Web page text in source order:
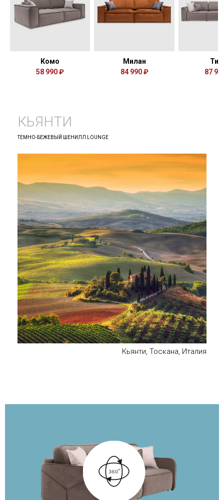
Комо
58 990 ₽
Милан
84 990 ₽
87
КЬЯНТИ
ТЕМНО-БЕЖЕВЫЙ ШЕНИЛЛ LOUNGE
Кьянти, Тоскана, Италия